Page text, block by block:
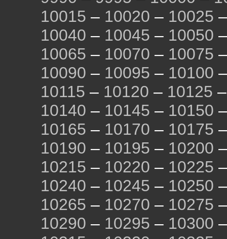
10015 – 10020 – 10025
10040 – 10045 – 10050
10065 – 10070 – 10075
10090 – 10095 – 10100
10115 – 10120 – 10125
10140 – 10145 – 10150
10165 – 10170 – 10175
10190 – 10195 – 10200
10215 – 10220 – 10225
10240 – 10245 – 10250
10265 – 10270 – 10275
10290 – 10295 – 10300